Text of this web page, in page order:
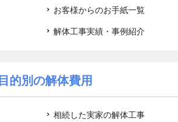
お客様からのお手紙一覧
解体工事実績・事例紹介
目的別の解体費用
相続した実家の解体工事